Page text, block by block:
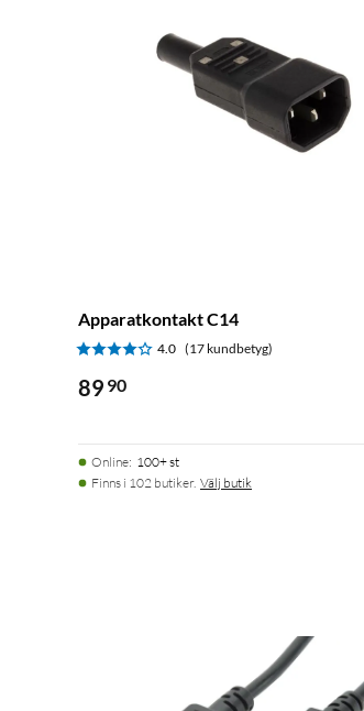
Apparatkontakt C14
4.0 (17 kundbetyg)
89 90
Online: 100+ st
Finns i 102 butiker. Välj butik